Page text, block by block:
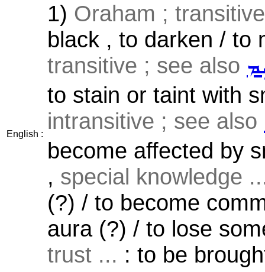
English :
1) Oraham ;
black , to darken / to
transitive ; see also
to stain or taint with
intransitive ; see also
become affected by
, special knowledge
(?) / to become
aura (?) / to lose
trust ... : to be